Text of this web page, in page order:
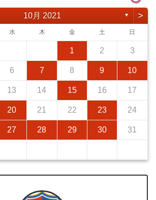
10月 2021 ▼ >
水 木 金 土 日
1 2 3
6 7 8 9 10
13 14 15 16 17
20 21 22 23 24
27 28 29 30 31